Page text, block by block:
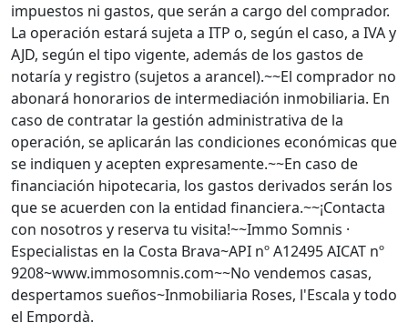
impuestos ni gastos, que serán a cargo del comprador.
La operación estará sujeta a ITP o, según el caso, a IVA y
AJD, según el tipo vigente, además de los gastos de
notaría y registro (sujetos a arancel).~~El comprador no
abonará honorarios de intermediación inmobiliaria. En
caso de contratar la gestión administrativa de la
operación, se aplicarán las condiciones económicas que
se indiquen y acepten expresamente.~~En caso de
financiación hipotecaria, los gastos derivados serán los
que se acuerden con la entidad financiera.~~¡Contacta
con nosotros y reserva tu visita!~~Immo Somnis ·
Especialistas en la Costa Brava~API nº A12495 AICAT nº
9208~www.immosomnis.com~~No vendemos casas,
despertamos sueños~Inmobiliaria Roses, l'Escala y todo
el Empordà.